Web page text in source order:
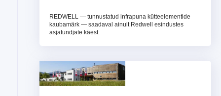
REDWELL — tunnustatud infrapuna kütteelementide
kaubamärk — saadaval ainult Redwell esindustes
asjatundjate käest.